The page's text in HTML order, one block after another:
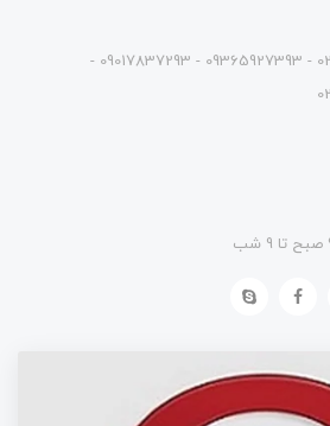
09919834676 - 02634414239 - 09365927393 - 09017837293 -